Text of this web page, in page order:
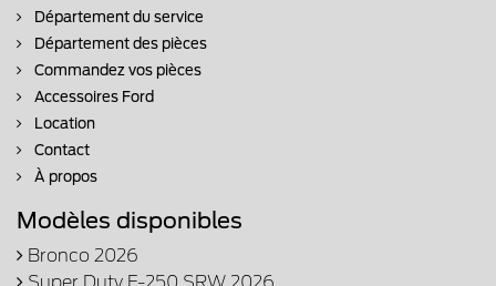
Département du service
Département des pièces
Commandez vos pièces
Accessoires Ford
Location
Contact
À propos
Modèles disponibles
Bronco 2026